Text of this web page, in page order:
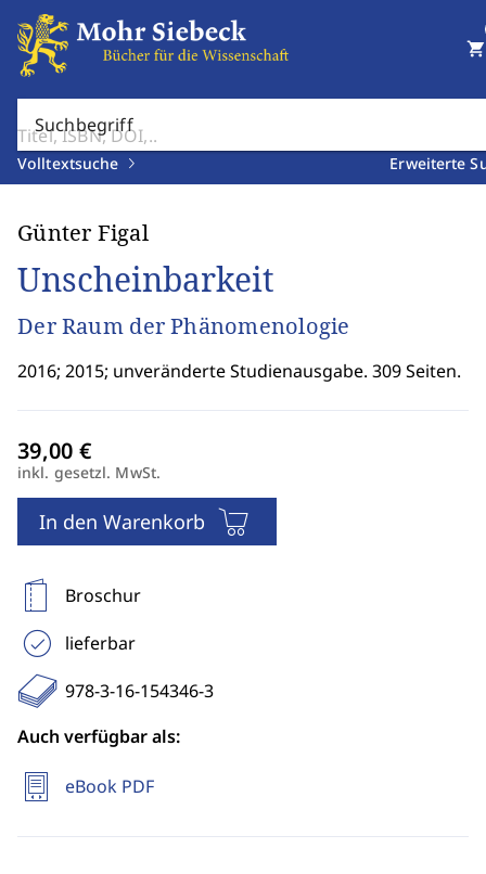
Suchbegriff
Volltextsuche Erweiterte
shopping_cart
Günter Figal
Unscheinbarkeit
Der Raum der Phänomenologie
2016; 2015; unveränderte Studienausgabe. 309 Seiten.
inkl. gesetzl. MwSt.
In den Warenkorb
Broschur
lieferbar
978-3-16-154346-3
Auch verfügbar als:
eBook PDF